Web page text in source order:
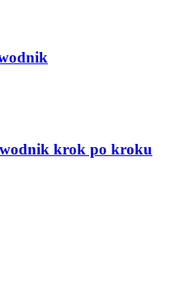
krok po kroku